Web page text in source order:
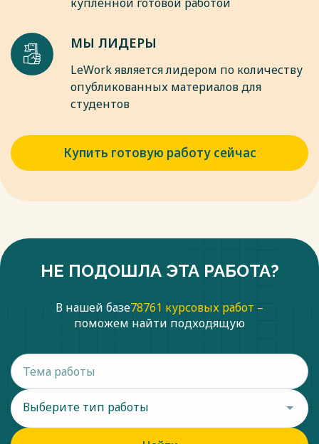
- регулировать экономику (через налоговую и бюджетную
экономическое развитие).
Весь текст будет доступенпосле покупки
МЫ ЛИДЕРЫ
LeWork является лидером по количеству
опубликованных материалов для
студентов
Купить готовую работу сейчас
НЕ ПОДОШЛА ЭТА РАБОТА?
В нашей базе78761 курсовых работ –
поможем найти подходящую
Выберите тип работы